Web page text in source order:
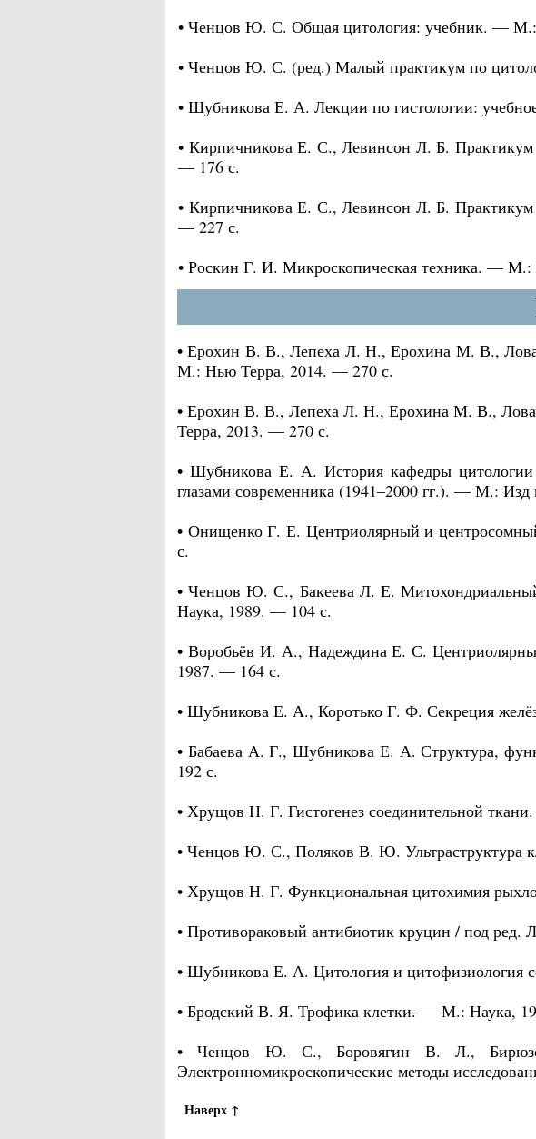
• Ченцов Ю. С. Общая цитология: учебник. —
• Ченцов Ю. С. (ред.) Малый практикум по
• Шубникова Е. А. Лекции по гистологии:
• Кирпичникова Е. С., Левинсон Л. Б.
— 176 с.
• Кирпичникова Е. С., Левинсон Л. Б.
— 227 с.
• Роскин Г. И. Микроскопическая техника. — М.:
• Ерохин В. В., Лепеха Л. Н., Ерохина М. В.,
М.: Нью Терра, 2014. — 270 с.
• Ерохин В. В., Лепеха Л. Н., Ерохина М. В.,
Терра, 2013. — 270 с.
• Шубникова Е. А. История кафедры цитологии
глазами современника (1941–2000 гг.). — М.:
• Онищенко Г. Е. Центриолярный и
с.
• Ченцов Ю. С., Бакеева Л. Е.
Наука, 1989. — 104 с.
• Воробьёв И. А., Надеждина Е. С.
1987. — 164 с.
• Шубникова Е. А., Коротько Г. Ф. Секреция
• Бабаева А. Г., Шубникова Е. А. Структура,
192 с.
• Хрущов Н. Г. Гистогенез соединительной
• Ченцов Ю. С., Поляков В. Ю. Ультраструктура
• Хрущов Н. Г. Функциональная цитохимия
• Противораковый антибиотик круцин / под
• Шубникова Е. А. Цитология и
• Бродский В. Я. Трофика клетки. — М.: Наука,
• Ченцов Ю. С., Боровягин В. Л.,
Электронномикроскопические методы
Наверх ↑